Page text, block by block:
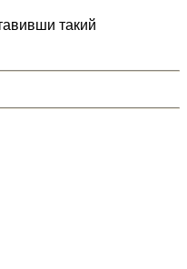
такий